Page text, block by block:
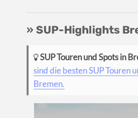
» SUP-Highlights
SUP Touren und Spots in
sind die besten SUP Touren
Bremen.